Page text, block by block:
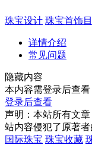
珠宝设计 珠宝首饰
详情介绍
常见问题
隐藏内容
本内容需登录后查看
登录后查看
声明：本站所有文
站内容侵犯了原著者
国际珠宝 珠宝收藏